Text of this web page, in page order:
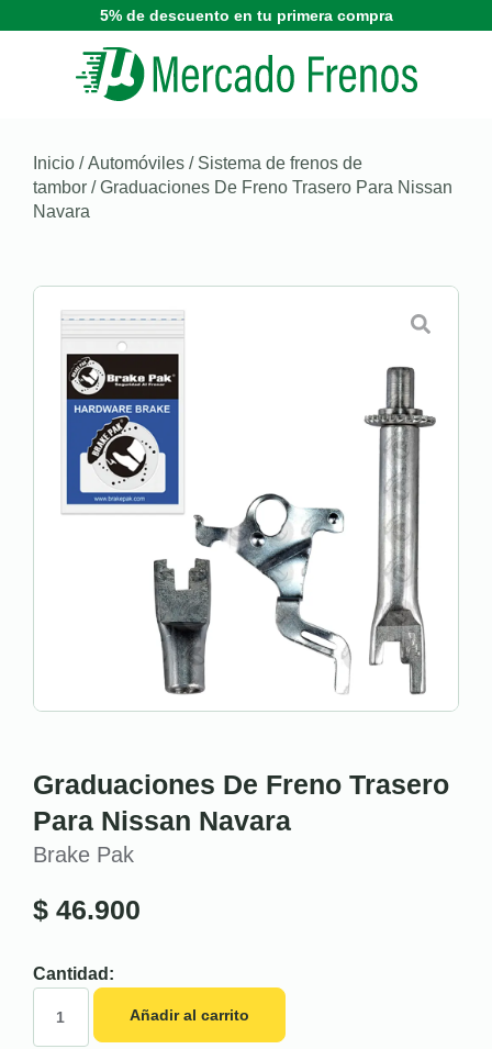
5% de descuento en tu primera compra
Inicio /Automóviles / Sistema de frenos de
tambor / Graduaciones De Freno Trasero Para Nissan
Navara
Graduaciones De Freno Trasero
Para Nissan Navara
Brake Pak
$ 46.900
Cantidad:
Añadir al carrito